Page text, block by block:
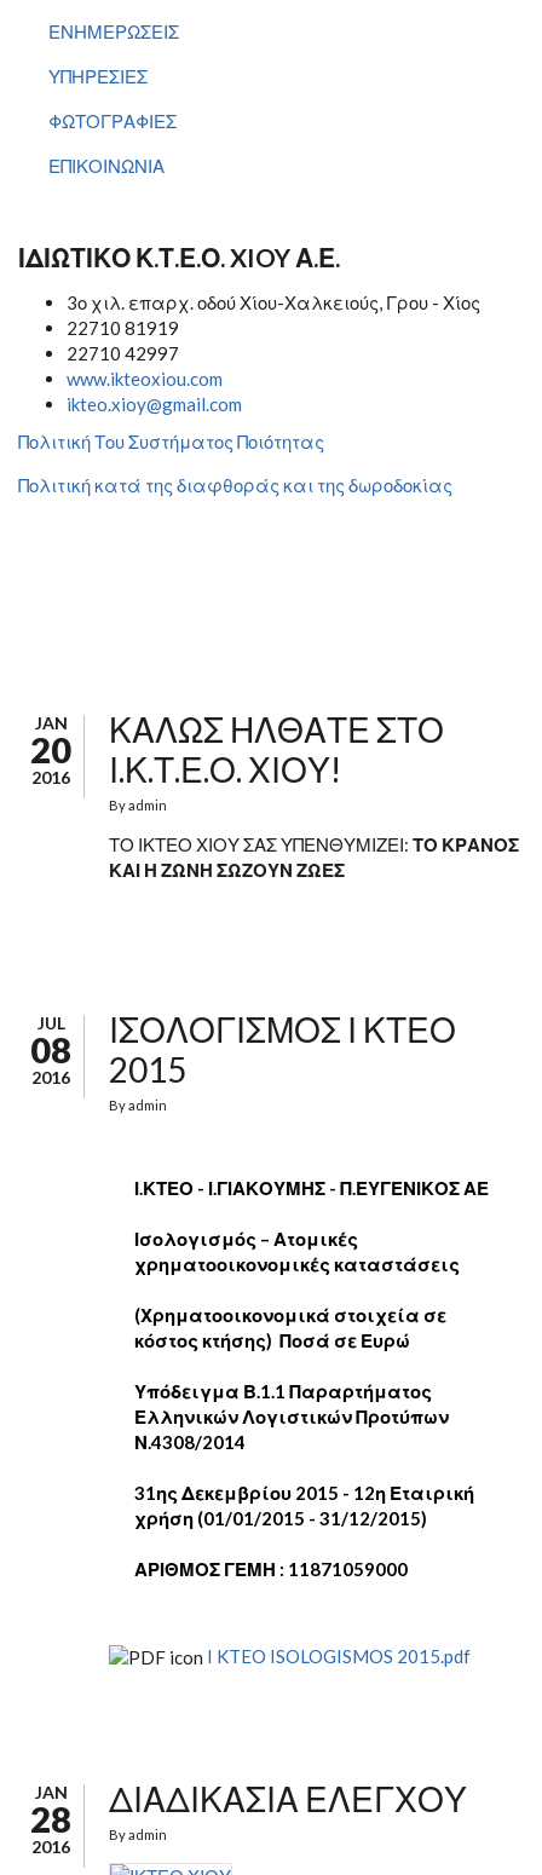
ΕΝΗΜΕΡΩΣΕΙΣ
ΥΠΗΡΕΣΙΕΣ
ΦΩΤΟΓΡΑΦΙΕΣ
ΕΠΙΚΟΙΝΩΝΙΑ
ΙΔΙΩΤΙΚΟ Κ.Τ.Ε.Ο. XIOY Α.Ε.
3ο χιλ. επαρχ. οδού Χίου-Χαλκειούς, Γρου - Χίος
22710 81919
22710 42997
www.ikteoxiou.com
ikteo.xioy@gmail.com
Πολιτική Του Συστήματος Ποιότητας
Πολιτική κατά της διαφθοράς και της δωροδοκίας
JAN
20
2016
ΚΑΛΩΣ ΗΛΘΑΤΕ ΣΤΟ
Ι.Κ.Τ.Ε.Ο. ΧΙΟΥ!
Byadmin
ΤΟ ΙΚΤΕΟ ΧΙΟΥ ΣΑΣ ΥΠΕΝΘΥΜΙΖΕΙ: ΤΟ ΚΡΑΝΟΣ
ΚΑΙ Η ΖΩΝΗ ΣΩΖΟΥΝ ΖΩΕΣ
JUL
08
2016
ΙΣΟΛΟΓΙΣΜΟΣ Ι ΚΤΕΟ
2015
Byadmin
Ι.ΚΤΕΟ - Ι.ΓΙΑΚΟΥΜΗΣ - Π.ΕΥΓΕΝΙΚΟΣ ΑΕ
Ισολογισμός – Ατομικές
χρηματοοικονομικές καταστάσεις
(Χρηματοοικονομικά στοιχεία σε
κόστος κτήσης) Ποσά σε Ευρώ
Υπόδειγμα Β.1.1 Παραρτήματος
Ελληνικών Λογιστικών Προτύπων
Ν.4308/2014
31ης Δεκεμβρίου 2015 - 12η Εταιρική
χρήση (01/01/2015 - 31/12/2015)
ΑΡΙΘΜΟΣ ΓΕΜΗ : 11871059000
I KTEO ISOLOGISMOS 2015.pdf
JAN
28
2016
ΔΙΑΔΙΚΑΣΙΑ ΕΛΕΓΧΟΥ
Byadmin